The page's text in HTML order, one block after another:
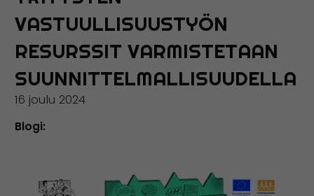
VASTUULLISUUSTYÖN
RESURSSIT VARMISTETAAN
SUUNNITTELMALLISUUDELLA
16 joulu 2024
Blogi: